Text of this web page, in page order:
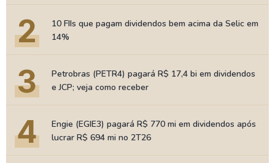
2
10 FIIs que pagam dividendos bem acima da Selic em
14%
3
Petrobras (PETR4) pagará R$ 17,4 bi em dividendos
e JCP; veja como receber
4
Engie (EGIE3) pagará R$ 770 mi em dividendos após
lucrar R$ 694 mi no 2T26